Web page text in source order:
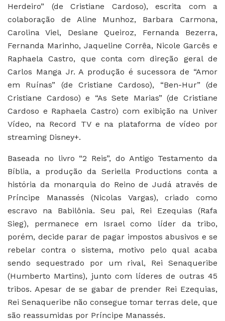
Herdeiro” (de Cristiane Cardoso), escrita com a
colaboração de Aline Munhoz, Barbara Carmona,
Carolina Viel, Desiane Queiroz, Fernanda Bezerra,
Fernanda Marinho, Jaqueline Corrêa, Nicole Garcês e
Raphaela Castro, que conta com direção geral de
Carlos Manga Jr. A produção é sucessora de “Amor
em Ruínas” (de Cristiane Cardoso), “Ben-Hur” (de
Cristiane Cardoso) e “As Sete Marias” (de Cristiane
Cardoso e Raphaela Castro) com exibição na Univer
Vídeo, na Record TV e na plataforma de vídeo por
streaming Disney+.
Baseada no livro “2 Reis”, do Antigo Testamento da
Bíblia, a produção da Seriella Productions conta a
história da monarquia do Reino de Judá através de
Príncipe Manassés (Nicolas Vargas), criado como
escravo na Babilônia. Seu pai, Rei Ezequias (Rafa
Sieg), permanece em Israel como líder da tribo,
porém, decide parar de pagar impostos abusivos e se
rebelar contra o sistema, motivo pelo qual acaba
sendo sequestrado por um rival, Rei Senaqueribe
(Humberto Martins), junto com líderes de outras 45
tribos. Apesar de se gabar de prender Rei Ezequias,
Rei Senaqueribe não consegue tomar terras dele, que
são reassumidas por Príncipe Manassés.